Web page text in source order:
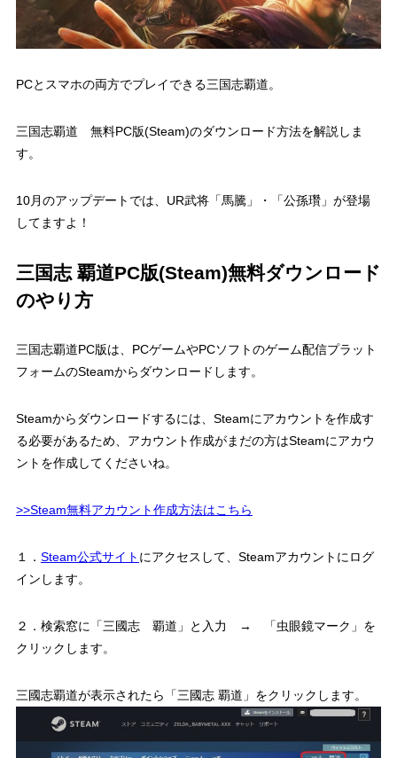
PCとスマホの両方でプレイできる三国志覇道。
三国志覇道 無料PC版(Steam)のダウンロード方法を解説しま
す。
10月のアップデートでは、UR武将「馬騰」・「公孫瓚」が登場
してますよ！
三国志 覇道PC版(Steam)無料ダウンロード
のやり方
三国志覇道PC版は、 PCゲームやPCソフトのゲーム配信プラット
フォームのSteamからダウンロードします。
Steamからダウンロードするには、Steamにアカウントを作成す
る必要があるため、アカウント作成がまだの方はSteamにアカウ
ントを作成してくださいね。
>>Steam無料アカウント作成方法はこちら
１． Steam公式サイト にアクセスして、Steamアカウントにログ
インします。
２．検索窓に「三國志 覇道」と入力 → 「虫眼鏡マーク」を
クリックします。
三國志覇道が表示されたら「三國志 覇道」をクリックします。